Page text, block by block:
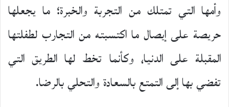
وأمها التي تمتلك من التجربة والخبرة؛ ما يجعلها
حريصة على إيصال ما اكتسبته من التجارب لطفلتها
المقبلة على الدنيا، وكأنما تخط لها الطريق التي
تفضي بها إلى التمتع بالسعادة والتحلي بالرضا.